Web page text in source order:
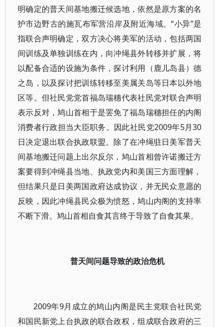
明确定的普天间基地搬迁候选地，依然是原方案的名
护市边野古的施瓦布军营沿岸及附近海域。“小异”是
指联合声明确定，双方决心将美军的活动，包括两国
间训练及单独训练在内，向冲绳县外转移并扩展，将
以配备合适的设施为条件，探讨利用（鹿儿岛县）德
之岛，以及探讨把训练转移至美属关岛等日本以外地
区等。但社民党党首福岛瑞穗代表社民党对联合声明
表示反对，鸠山首相于是罢免了福岛瑞穗担任的内阁
消费者行政担当大臣职务。因此社民党2009年5月30
日决定退出联合执政联盟。除了在冲绳驻日美军普天
间基地搬迁问题上出尔反尔，鸠山首相曾许诺搬迁方
案要得到冲绳县当地、执政党内和美国三方面理解，
但结果只是日美两国政府达成协议，并无民众意愿的
反映，因此冲绳县民众极为愤怒，鸠山内阁的支持率
不断下滑。鸠山首相自食其言终于导致了自食其果。
普天间问题导致的政治危机
2009年9月成立的鸠山内阁是民主党联合社民党
和国民新党上台执政的联合政权，组成联合政府的三